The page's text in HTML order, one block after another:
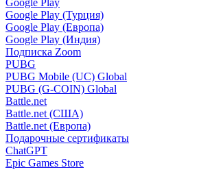
Google Play
Google Play (Турция)
Google Play (Европа)
Google Play (Индия)
Подписка Zoom
PUBG
PUBG Mobile (UC) Global
PUBG (G-COIN) Global
Battle.net
Battle.net (США)
Battle.net (Европа)
Подарочные сертификаты
ChatGPT
Epic Games Store